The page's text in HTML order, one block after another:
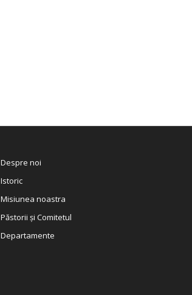
Despre noi
Istoric
Misiunea noastra
Păstorii și Comitetul
Departamente